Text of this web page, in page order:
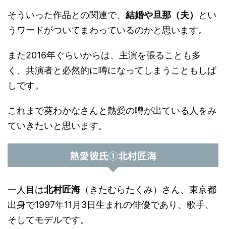
そういった作品との関連で、 結婚や旦那（夫）
とい
うワードがついてまわっているのかと思います。
また2016年ぐらいからは、主演を張ることも多
く、共演者と必然的に噂になってしまうこともしば
しです。
これまで葵わかなさんと熱愛の噂が出ている人をみ
ていきたいと思います。
熱愛彼氏①北村匠海
一人目は北村匠海（きたむらたくみ）さん、東京都
出身で1997年11月3日生まれの俳優であり、歌手、
そしてモデルです。